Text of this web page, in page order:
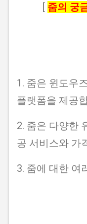
[ 줌의 궁
1. 줌은 윈도우
플랫폼을 제공
2. 줌은 다양한
공 서비스와 가
3. 줌에 대한 여